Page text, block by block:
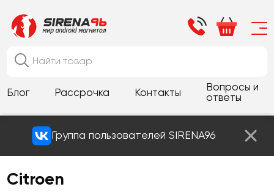
Блог Рассрочка Контакты
Вопросы и
ответы
Группа пользователей SIRENA96
Citroen